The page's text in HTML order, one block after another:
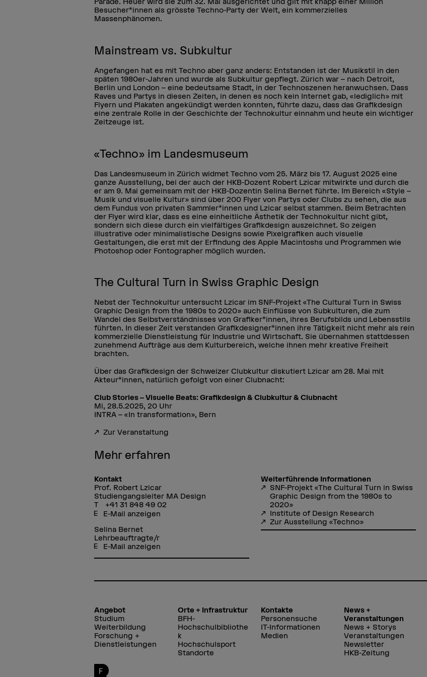
Besucher*innen als grösste Techno-Party der Welt, ein kommerzielles
Massenphänomen.
Mainstream vs. Subkultur
Angefangen hat es mit Techno aber ganz anders: Entstanden ist der Musikstil in den
späten 1980er-Jahren und wurde als Subkultur gepflegt. Zürich war – nach Detroit,
Berlin und London – eine bedeutsame Stadt, in der Technoszenen heranwuchsen. Dass
Raves und Partys in diesen Zeiten, in denen es noch kein Internet gab, «lediglich» mit
Flyern und Plakaten angekündigt werden konnten, führte dazu, dass das Grafikdesign
eine zentrale Rolle in der Geschichte der Technokultur einnahm und heute ein wichtiger
Zeitzeuge ist.
«Techno» im Landesmuseum
Das Landesmuseum in Zürich widmet Techno vom 25. März bis 17. August 2025 eine
ganze Ausstellung, bei der auch der HKB-Dozent Robert Lzicar mitwirkte und durch die
er am 9. Mai gemeinsam mit der HKB-Dozentin Selina Bernet führte. Im Bereich «Style –
Musik und visuelle Kultur» sind über 200 Flyer von Partys oder Clubs zu sehen, die aus
dem Fundus von privaten Sammler*innen und Lzicar selbst stammen. Beim Betrachten
der Flyer wird klar, dass es eine einheitliche Ästhetik der Technokultur nicht gibt,
sondern sich diese durch ein vielfältiges Grafikdesign auszeichnet. So zeigen
illustrative oder minimalistische Designs sowie Pixelgrafiken auch visuelle
Gestaltungen, die erst mit der Erfindung des Apple Macintoshs und Programmen wie
Photoshop oder Fontographer möglich wurden.
The Cultural Turn in Swiss Graphic Design
Nebst der Technokultur untersucht Lzicar im SNF-Projekt «The Cultural Turn in Swiss
Graphic Design from the 1980s to 2020» auch Einflüsse von Subkulturen, die zum
Wandel des Selbstverständnisses von Grafiker*innen, ihres Berufsbilds und Lebensstils
führten. In dieser Zeit verstanden Grafikdesigner*innen ihre Tätigkeit nicht mehr als rein
kommerzielle Dienstleistung für Industrie und Wirtschaft. Sie übernahmen stattdessen
zunehmend Aufträge aus dem Kulturbereich, welche ihnen mehr kreative Freiheit
brachten.
Über das Grafikdesign der Schweizer Clubkultur diskutiert Lzicar am 28. Mai mit
Akteur*innen, natürlich gefolgt von einer Clubnacht:
Club Stories – Visuelle Beats: Grafikdesign & Clubkultur & Clubnacht
Mi, 28.5.2025, 20 Uhr
INTRA – «In transformation», Bern
Zur Veranstaltung
Mehr erfahren
Kontakt
Prof. Robert Lzicar
Studiengangsleiter MA Design
+41 31 848 49 02
E-Mail anzeigen
Selina Bernet
Lehrbeauftragte/r
E-Mail anzeigen
Weiterführende Informationen
SNF-Projekt «The Cultural Turn in Swiss
Graphic Design from the 1980s to
2020»
Institute of Design Research
Zur Ausstellung «Techno»
Angebot
Studium
Weiterbildung
Forschung +
Dienstleistungen
Orte + Infrastruktur
BFH-
Hochschulbibliothe
k
Hochschulsport
Standorte
Kontakte
Personensuche
IT-Informationen
Medien
News +
Veranstaltungen
News + Storys
Veranstaltungen
Newsletter
HKB-Zeitung